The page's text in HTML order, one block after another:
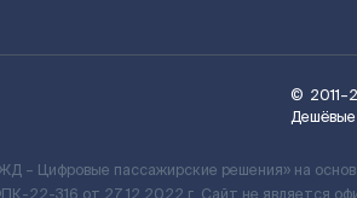
©
Дешёвые
Цифровые пассажирские решения» на